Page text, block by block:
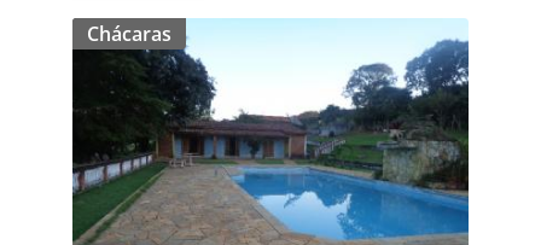
Chácaras